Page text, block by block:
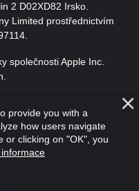
2 D02XD82 Irsko.
Limited prostřednictvím
společnosti Apple Inc.
provide you with a
how users navigate
or clicking on "OK", you